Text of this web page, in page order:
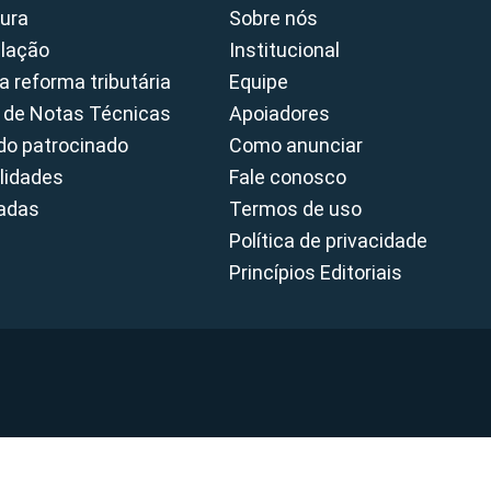
reforma tributária
Notas Técnicas
patrocinado
Sobre nós
Institucional
Equipe
Apoiadores
Como anunciar
Fale conosco
Termos de uso
Política de privacidade
Princípios Editoriais